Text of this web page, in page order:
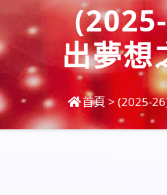
出夢想
首頁 > (2025-